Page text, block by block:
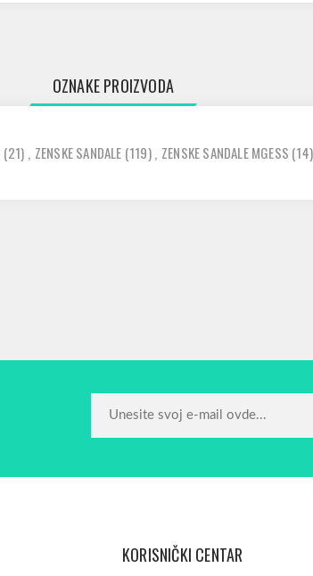
OZNAKE PROIZVODA
(21) , ZENSKE SANDALE (119), ZENSKE SANDALE MGESS (14)
KORISNIČKI CENTAR